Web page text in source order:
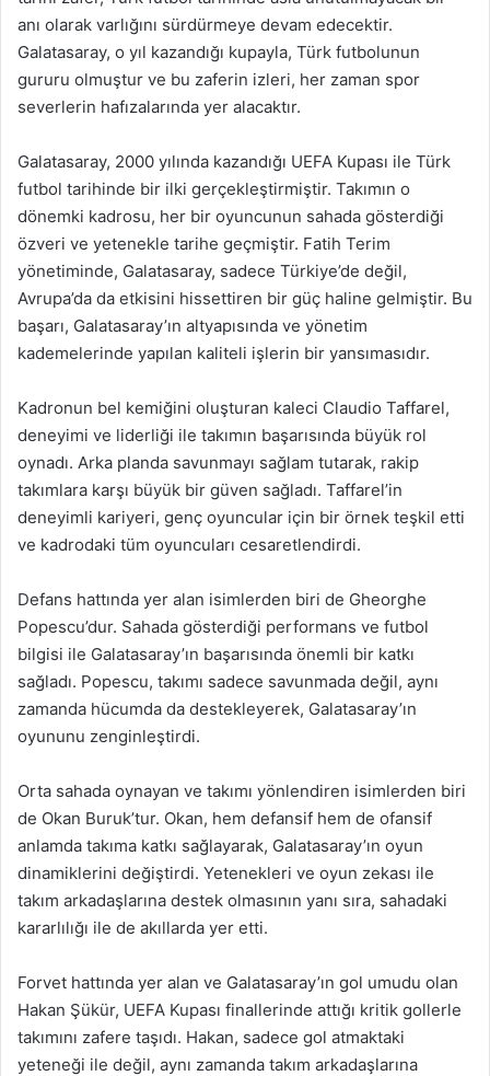
anı olarak varlığını sürdürmeye devam edecektir.
Galatasaray, o yıl kazandığı kupayla, Türk futbolunun
gururu olmuştur ve bu zaferin izleri, her zaman spor
severlerin hafızalarında yer alacaktır.
Galatasaray, 2000 yılında kazandığı UEFA Kupası ile Türk
futbol tarihinde bir ilki gerçekleştirmiştir. Takımın o
dönemki kadrosu, her bir oyuncunun sahada gösterdiği
özveri ve yetenekle tarihe geçmiştir. Fatih Terim
yönetiminde, Galatasaray, sadece Türkiye’de değil,
Avrupa’da da etkisini hissettiren bir güç haline gelmiştir. Bu
başarı, Galatasaray’ın altyapısında ve yönetim
kademelerinde yapılan kaliteli işlerin bir yansımasıdır.
Kadronun bel kemiğini oluşturan kaleci Claudio Taffarel,
deneyimi ve liderliği ile takımın başarısında büyük rol
oynadı. Arka planda savunmayı sağlam tutarak, rakip
takımlara karşı büyük bir güven sağladı. Taffarel’in
deneyimli kariyeri, genç oyuncular için bir örnek teşkil etti
ve kadrodaki tüm oyuncuları cesaretlendirdi.
Defans hattında yer alan isimlerden biri de Gheorghe
Popescu’dur. Sahada gösterdiği performans ve futbol
bilgisi ile Galatasaray’ın başarısında önemli bir katkı
sağladı. Popescu, takımı sadece savunmada değil, aynı
zamanda hücumda da destekleyerek, Galatasaray’ın
oyununu zenginleştirdi.
Orta sahada oynayan ve takımı yönlendiren isimlerden biri
de Okan Buruk’tur. Okan, hem defansif hem de ofansif
anlamda takıma katkı sağlayarak, Galatasaray’ın oyun
dinamiklerini değiştirdi. Yetenekleri ve oyun zekası ile
takım arkadaşlarına destek olmasının yanı sıra, sahadaki
kararlılığı ile de akıllarda yer etti.
Forvet hattında yer alan ve Galatasaray’ın gol umudu olan
Hakan Şükür, UEFA Kupası finallerinde attığı kritik gollerle
takımını zafere taşıdı. Hakan, sadece gol atmaktaki
yeteneği ile değil, aynı zamanda takım arkadaşlarına